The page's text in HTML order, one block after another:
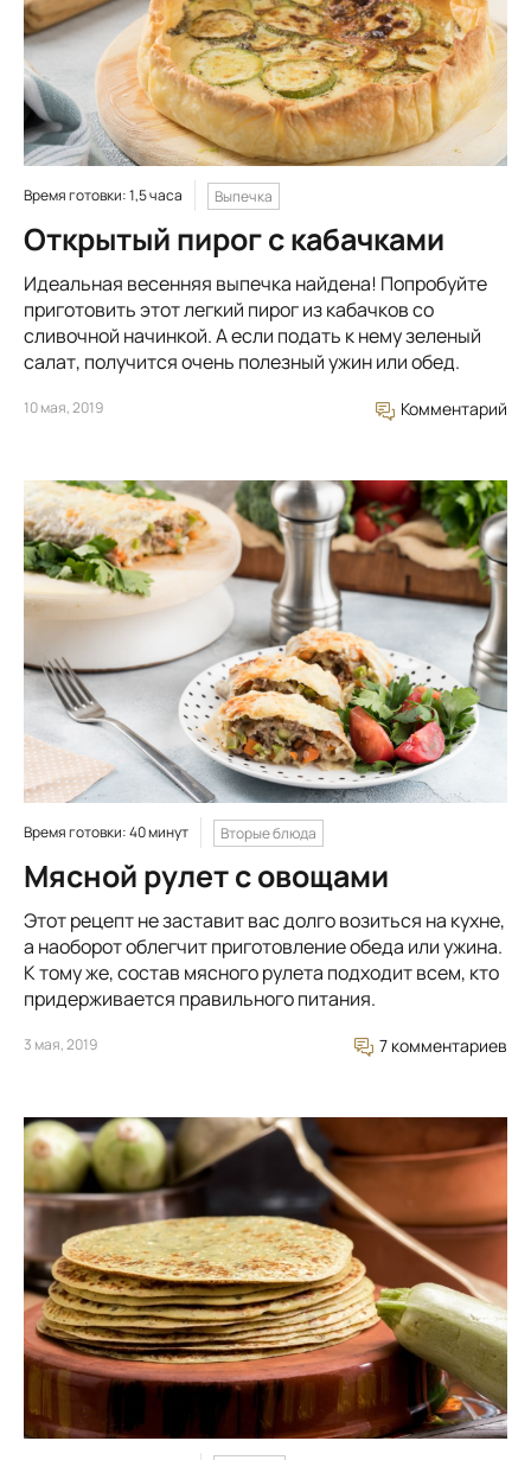
Время готовки: 1,5 часа Выпечка
Открытый пирог с кабачками
Идеальная весенняя выпечка найдена! Попробуйте
приготовить этот легкий пирог из кабачков со
сливочной начинкой. А если подать к нему зеленый
салат, получится очень полезный ужин или обед.
10 мая, 2019 Комментарий
Время готовки: 40 минут Вторые блюда
Мясной рулет с овощами
Этот рецепт не заставит вас долго возиться на кухне,
а наоборот облегчит приготовление обеда или ужина.
К тому же, состав мясного рулета подходит всем, кто
придерживается правильного питания.
3 мая, 2019 7 комментариев